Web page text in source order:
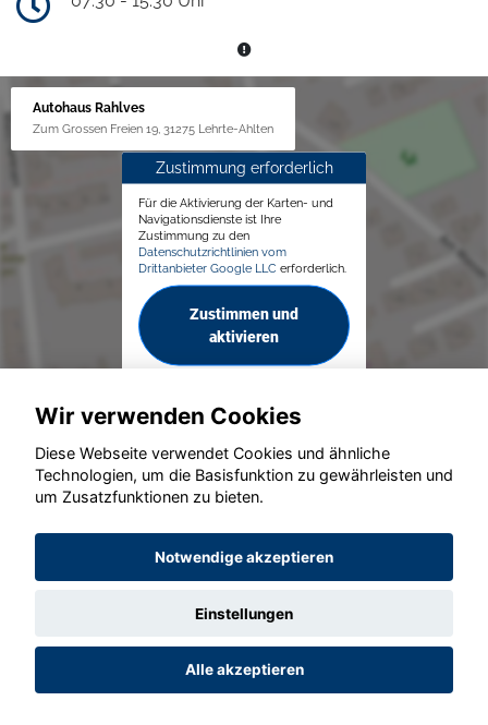
Autohaus Rahlves
Zum Grossen Freien 19, 31275 Lehrte-Ahlten
Zustimmung erforderlich
Für die Aktivierung der Karten- und
Navigationsdienste ist Ihre
Zustimmung zu den
Datenschutzrichtlinien vom
Drittanbieter Google LLC erforderlich.
Zustimmen und
aktivieren
© konjunkturmotor.de GmbH 2020 - 2026
Wir verwenden Cookies
Diese Webseite verwendet Cookies und ähnliche
Technologien, um die Basisfunktion zu gewährleisten und
um Zusatzfunktionen zu bieten.
Notwendige akzeptieren
Einstellungen
Alle akzeptieren